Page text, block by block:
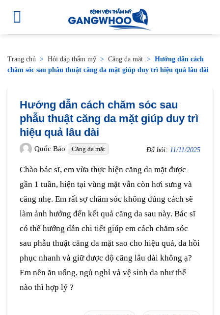
Trang chủ > Hỏi đáp thẩm mỹ > Căng da mặt > Hướng dẫn cách
chăm sóc sau phẫu thuật căng da mặt giúp duy trì hiệu quả lâu dài
Hướng dẫn cách chăm sóc sau
phẫu thuật căng da mặt giúp duy trì
hiệu quả lâu dài
Quốc Bảo Căng da mặt Đã hỏi: 11/11/2025
Chào bác sĩ, em vừa thực hiện căng da mặt được
gần 1 tuần, hiện tại vùng mặt vẫn còn hơi sưng và
căng nhẹ. Em rất sợ chăm sóc không đúng cách sẽ
làm ảnh hưởng đến kết quả căng da sau này. Bác sĩ
có thể hướng dẫn chi tiết giúp em cách chăm sóc
sau phẫu thuật căng da mặt sao cho hiệu quả, da hồi
phục nhanh và giữ được độ căng lâu dài không ạ?
Em nên ăn uống, ngủ nghỉ và vệ sinh da như thế
nào thì hợp lý ?